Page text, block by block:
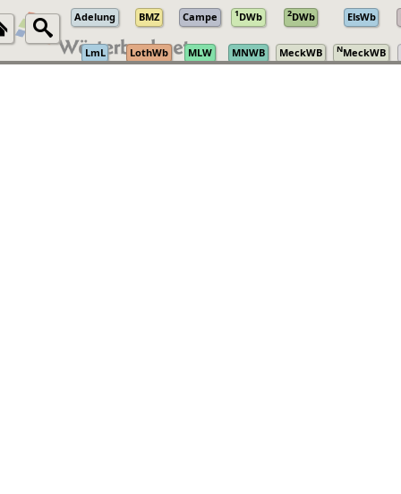
Adelung BMZ Campe 1DWb 2DWb ElsWb
LmL LothWb MLW MNWB MeckWB NMeckWB